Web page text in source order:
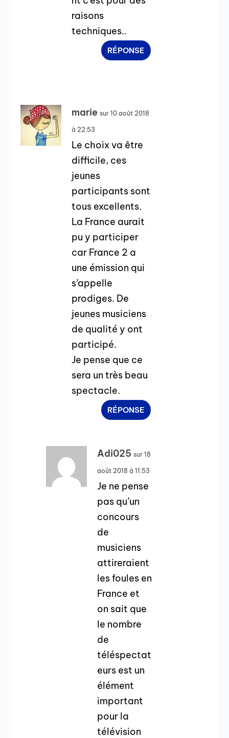
raisons
techniques..
RÉPONSE
marie sur 10 août 2018
à 22:53
Le choix va être
difficile, ces
jeunes
participants sont
tous excellents.
La France aurait
pu y participer
car France 2 a
une émission qui
s’appelle
prodiges. De
jeunes musiciens
de qualité y ont
participé.
Je pense que ce
sera un très beau
spectacle.
RÉPONSE
Adi025 sur 18
août 2018 à 11:53
Je ne pense
pas qu’un
concours
de
musiciens
attireraient
les foules en
France et
on sait que
le nombre
de
téléspectat
eurs est un
élément
important
pour la
télévision